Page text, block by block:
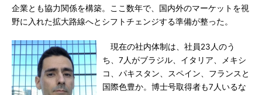
企業とも協力関係を構築。ここ数年で、国内外のマーケットを視
野に入れた拡大路線へとシフトチェンジする準備が整った。
現在の社内体制は、社員23人のう
ち、7人がブラジル、イタリア、メキシ
コ、パキスタン、スペイン、フランスと
国際色豊か。博士号取得者も7人いるな